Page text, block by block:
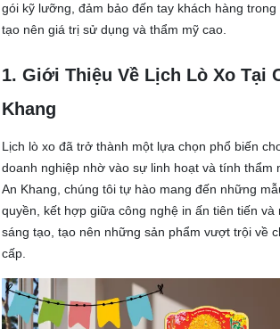
gói kỹ lưỡng, đảm bảo đến tay khách hàng trong
tạo nên giá trị sử dụng và thẩm mỹ cao.
1. Giới Thiệu Về Lịch Lò Xo Tại
Khang
Lịch lò xo đã trở thành một lựa chọn phổ biến
doanh nghiệp nhờ vào sự linh hoạt và tính thẩm
An Khang, chúng tôi tự hào mang đến những
quyền, kết hợp giữa công nghệ in ấn tiên tiến và
sáng tạo, tạo nên những sản phẩm vượt trội về
cấp.